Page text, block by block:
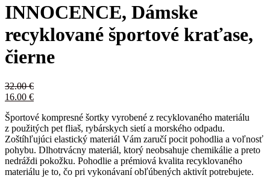
INNOCENCE, Dámske
recyklované športové kraťase,
čierne
32.00€
16.00 €
Športové kompresné šortky vyrobené z recyklovaného materiálu
z použitých pet fliaš, rybárskych sietí a morského odpadu.
Zoštíhľujúci elastický materiál Vám zaručí pocit pohodlia a voľnosť
pohybu. Dlhotrvácny materiál, ktorý neobsahuje chemikálie a preto
nedráždi pokožku. Pohodlie a prémiová kvalita recyklovaného
materiálu je to, čo pri vykonávaní obľúbených aktivít potrebujete.